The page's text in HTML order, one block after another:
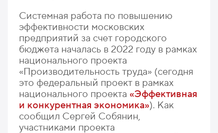
Системная работа по повышению
эффективности московских
предприятий за счет городского
бюджета началась в 2022 году в рамках
национального проекта
«Производительность труда» (сегодня
это федеральный проект в рамках
национального проекта «Эффективная
и конкурентная экономика»). Как
сообщил Сергей Собянин,
участниками проекта